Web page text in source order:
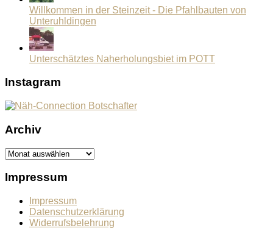
Willkommen in der Steinzeit - Die Pfahlbauten von
Unteruhldingen
Unterschätztes Naherholungsbiet im POTT
Instagram
Archiv
Archiv
Impressum
Impressum
Datenschutzerklärung
Widerrufsbelehrung